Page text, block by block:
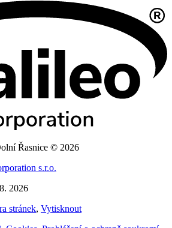
Řasnice © 2026
s.r.o.
2026
stránek, Vytisknout